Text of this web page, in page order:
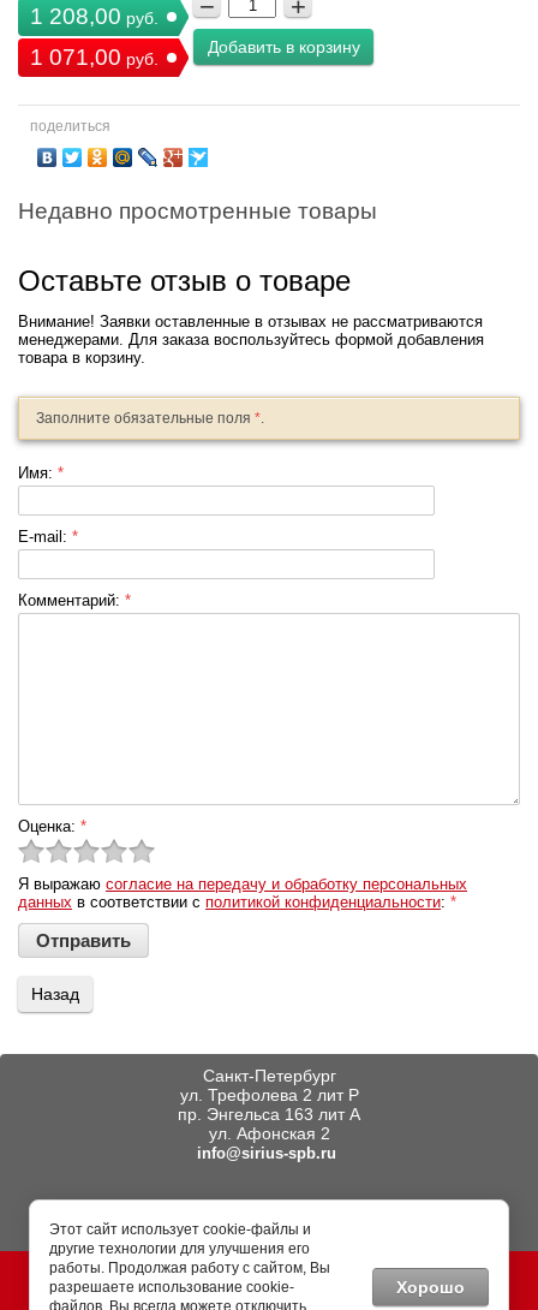
1 208,00 руб.
1 071,00 руб.
− +
Добавить в корзину
поделиться
Недавно просмотренные товары
Оставьте отзыв о товаре
Внимание! Заявки оставленные в отзывах не рассматриваются
менеджерами. Для заказа воспользуйтесь формой добавления
товара в корзину.
Заполните обязательные поля *
Имя: *
E-mail: *
Комментарий: *
Оценка: *
Я выражаю согласие на передачу и обработку персональных
данных в соответствии с политикой конфиденциальности: *
Назад
Санкт-Петербург
ул. Трефолева 2 лит Р
пр. Энгельса 163 лит А
ул. Афонская 2
info@sirius-spb.ru
© СИРИУС-СПб 2013 - 2026
Информация, размещенная на
Этот сайт использует cookie-файлы и
другие технологии для улучшения его
работы. Продолжая работу с сайтом, Вы
разрешаете использование cookie-
файлов. Вы всегда можете отключить
Хорошо